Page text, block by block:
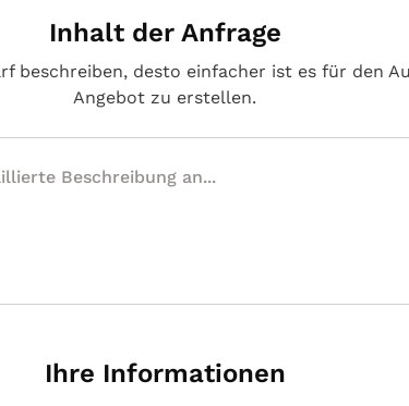
Inhalt der Anfrage
beschreiben, desto einfacher ist es für den
Angebot zu erstellen.
Ihre Informationen